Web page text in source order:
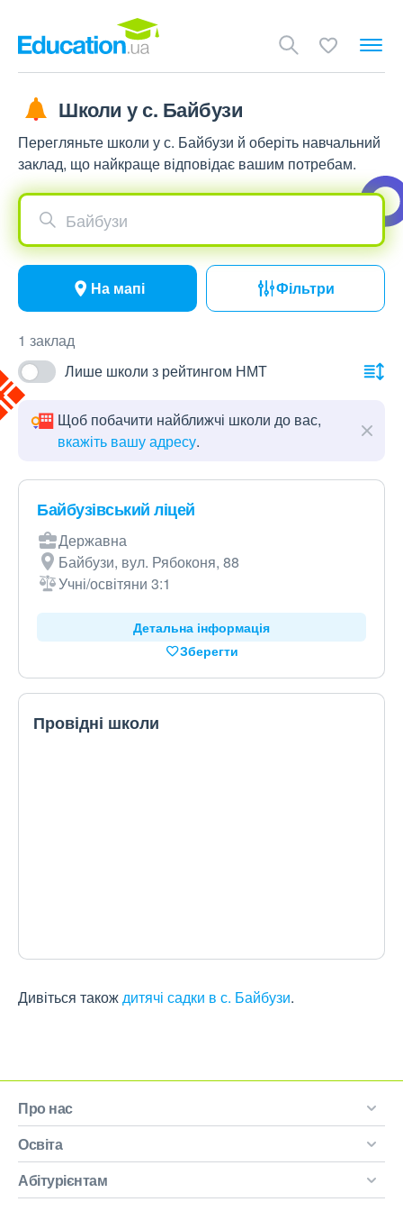
Школи у с. Байбузи
Перегляньте школи у с. Байбузи й оберіть навчальний
заклад, що найкраще відповідає вашим потребам.
Байбузи
На мапі Фільтри
1 заклад
Лише школи з рейтингом НМТ
Щоб побачити найближчі школи до вас,
вкажіть вашу адресу.
Байбузівський ліцей
Державна
Байбузи, вул. Рябоконя, 88
Учні/освітяни 3:1
Детальна інформація
Зберегти
Провідні школи
Дивіться такождитячі садки в с. Байбузи.
Про нас
Освіта
Абітурієнтам